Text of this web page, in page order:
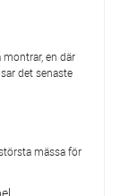
en där
det senaste
mässa för